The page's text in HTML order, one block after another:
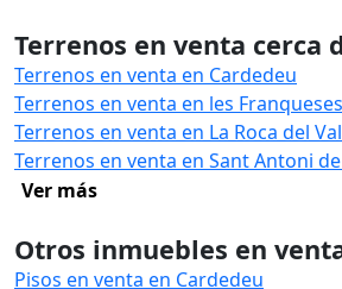
Terrenos en venta cerca
Terrenos en venta en Cardedeu
Terrenos en venta en les
Terrenos en venta en La Roca del
Terrenos en venta en Sant Antoni
Ver más
Otros inmuebles en
Pisos en venta en Cardedeu